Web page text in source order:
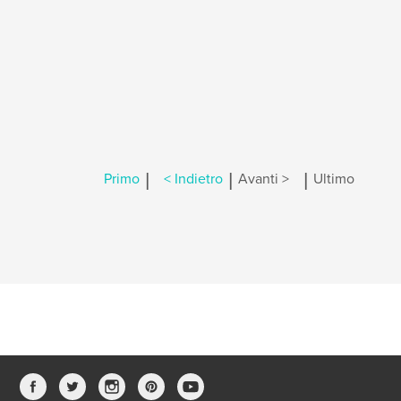
Primo | < Indietro | Avanti > | Ultimo